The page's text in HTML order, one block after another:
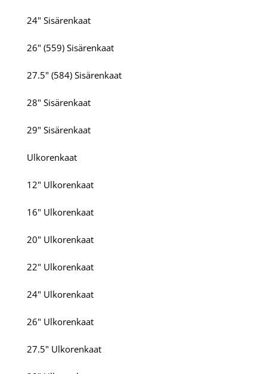
24" Sisärenkaat
26" (559) Sisärenkaat
27.5" (584) Sisärenkaat
28" Sisärenkaat
29" Sisärenkaat
Ulkorenkaat
12" Ulkorenkaat
16" Ulkorenkaat
20" Ulkorenkaat
22" Ulkorenkaat
24" Ulkorenkaat
26" Ulkorenkaat
27.5" Ulkorenkaat